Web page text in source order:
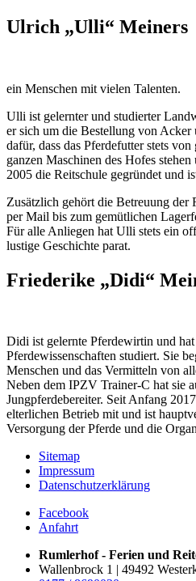
Ulrich „Ulli“ Meiners
ein Menschen mit vielen Talenten.
Ulli ist gelernter und studierter
er sich um die Bestellung von
dafür, dass das Pferdefutter stets
ganzen Maschinen des Hofes
2005 die Reitschule gegründet und
Zusätzlich gehört die Betreuung der
per Mail bis zum gemütlichen
Für alle Anliegen hat Ulli stets ein
lustige Geschichte parat.
Friederike „Didi“
Didi ist gelernte Pferdewirtin und
Pferdewissenschaften studiert. Sie
Menschen und das Vermitteln von
Neben dem IPZV Trainer-C hat sie
Jungpferdebereiter. Seit Anfang
elterlichen Betrieb mit und ist
Versorgung der Pferde und die
Sitemap
Impressum
Datenschutzerklärung
Facebook
Anfahrt
Rumlerhof - Ferien und
Wallenbrock 1 | 49492